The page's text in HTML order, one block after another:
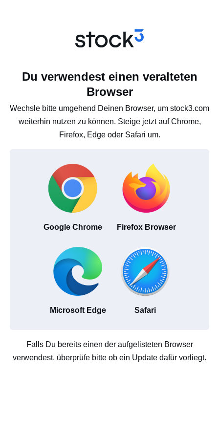
Du verwendest einen veralteten
Browser
Wechsle bitte umgehend Deinen Browser, um stock3.com
weiterhin nutzen zu können. Steige jetzt auf Chrome,
Firefox, Edge oder Safari um.
Google Chrome Firefox Browser
Microsoft Edge Safari
Falls Du bereits einen der aufgelisteten Browser
verwendest, überprüfe bitte ob ein Update dafür vorliegt.